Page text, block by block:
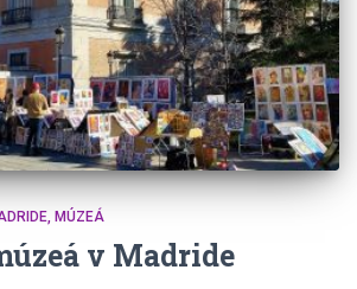
MÚZEÁ
v Madride